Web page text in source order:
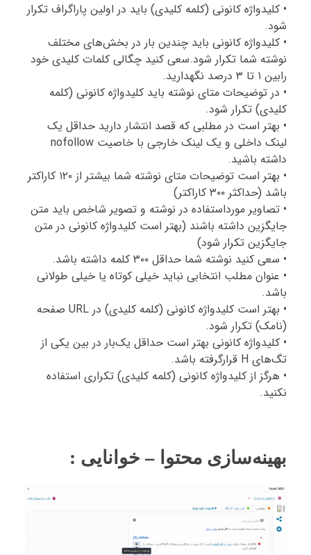
• کلیدواژه کانونی (کلمه کلیدی) باید در اولین پاراگراف تکرار
شود.
• کلیدواژه کانونی باید چندین بار در بخش‌های مختلف
نوشته شما تکرار شود.سعی کنید چگالی کلمات کلیدی خود
رابین ۱ تا ۳ درصد نگهدارید.
• در توضیحات متای نوشته باید کلیدواژه کانونی (کلمه
کلیدی) تکرار شود.
• بهتر است در مطلبی که قصد انتشار دارید حداقل یک
لینک داخلی و یک لینک خارجی با خاصیت nofollow
داشته باشید.
• بهتر است توضیحات متای نوشته شما بیشتر از ۱۲۰ کاراکتر
باشد (حداکثر ۳۰۰ کاراکتر)
• تصاویر مورداستفاده در نوشته و تصویر شاخص باید متن
جایگزین داشته باشند (بهتر است کلیدواژه کانونی در متن
جایگزین تکرار شود)
• سعی کنید نوشته شما حداقل ۳۰۰ کلمه داشته باشد.
• عنوان مطلب انتخابی نباید خیلی کوتاه یا خیلی طولانی
باشد.
• بهتر است کلیدواژه کانونی (کلمه کلیدی) در URL صفحه
(نامک) تکرار شود.
• کلیدواژه کانونی بهتر است حداقل یک‌بار در بین یکی از
تگ‌های H قرارگرفته باشد.
• هرگز از کلیدواژه کانونی (کلمه کلیدی) تکراری استفاده
نکنید.
بهینه‌سازی محتوا – خوانایی :